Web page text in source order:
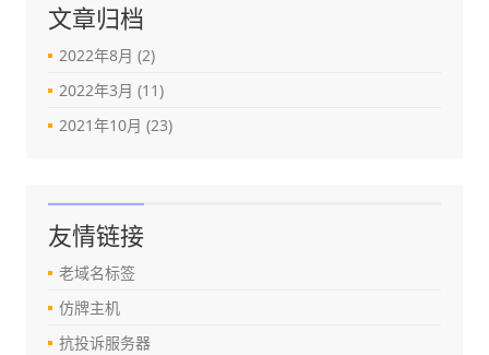
文章归档
2022年8月 (2)
2022年3月 (11)
2021年10月 (23)
友情链接
老域名标签
仿牌主机
抗投诉服务器